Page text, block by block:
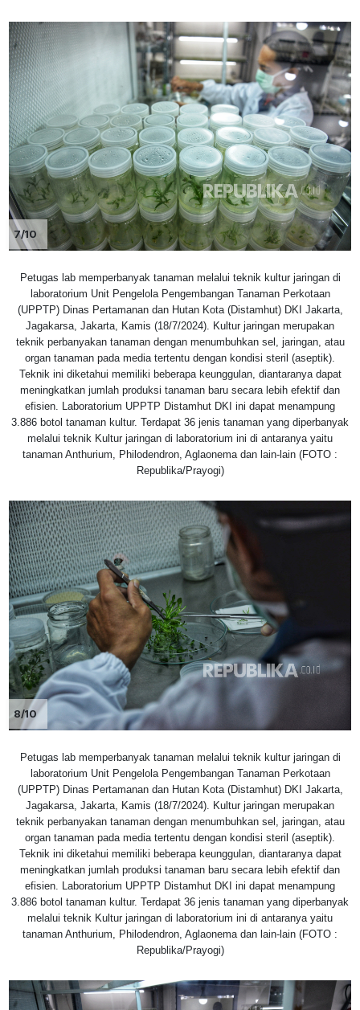
7/10
Petugas lab memperbanyak tanaman melalui teknik kultur jaringan di
laboratorium Unit Pengelola Pengembangan Tanaman Perkotaan
(UPPTP) Dinas Pertamanan dan Hutan Kota (Distamhut) DKI Jakarta,
Jagakarsa, Jakarta, Kamis (18/7/2024). Kultur jaringan merupakan
teknik perbanyakan tanaman dengan menumbuhkan sel, jaringan, atau
organ tanaman pada media tertentu dengan kondisi steril (aseptik).
Teknik ini diketahui memiliki beberapa keunggulan, diantaranya dapat
meningkatkan jumlah produksi tanaman baru secara lebih efektif dan
efisien. Laboratorium UPPTP Distamhut DKI ini dapat menampung
3.886 botol tanaman kultur. Terdapat 36 jenis tanaman yang diperbanyak
melalui teknik Kultur jaringan di laboratorium ini di antaranya yaitu
tanaman Anthurium, Philodendron, Aglaonema dan lain-lain (FOTO :
Republika/Prayogi)
8/10
Petugas lab memperbanyak tanaman melalui teknik kultur jaringan di
laboratorium Unit Pengelola Pengembangan Tanaman Perkotaan
(UPPTP) Dinas Pertamanan dan Hutan Kota (Distamhut) DKI Jakarta,
Jagakarsa, Jakarta, Kamis (18/7/2024). Kultur jaringan merupakan
teknik perbanyakan tanaman dengan menumbuhkan sel, jaringan, atau
organ tanaman pada media tertentu dengan kondisi steril (aseptik).
Teknik ini diketahui memiliki beberapa keunggulan, diantaranya dapat
meningkatkan jumlah produksi tanaman baru secara lebih efektif dan
efisien. Laboratorium UPPTP Distamhut DKI ini dapat menampung
3.886 botol tanaman kultur. Terdapat 36 jenis tanaman yang diperbanyak
melalui teknik Kultur jaringan di laboratorium ini di antaranya yaitu
tanaman Anthurium, Philodendron, Aglaonema dan lain-lain (FOTO :
Republika/Prayogi)